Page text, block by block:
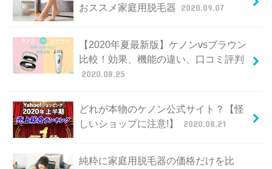
おススメ家庭用脱毛器 2020.09.07
【2020年夏最新版】ケノンvsブラウン
比較！効果、機能の違い、口コミ評判
2020.08.25
どれが本物のケノン公式サイト？【怪
しいショップに注意!】
2020.08.21
純粋に家庭用脱毛器の価格だけを比